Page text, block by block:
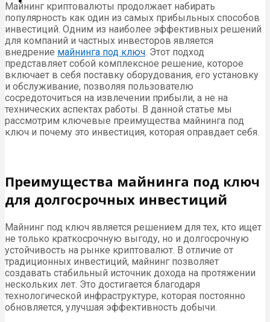
Майнинг криптовалюты продолжает набирать
популярность как один из самых прибыльных способов
инвестиций. Одним из наиболее эффективных решений
для компаний и частных инвесторов является
внедрение майнинга под ключ. Этот подход
представляет собой комплексное решение, которое
включает в себя поставку оборудования, его установку
и обслуживание, позволяя пользователю
сосредоточиться на извлечении прибыли, а не на
технических аспектах работы. В данной статье мы
рассмотрим ключевые преимущества майнинга под
ключ и почему это инвестиция, которая оправдает себя.
Преимущества майнинга под ключ
для долгосрочных инвестиций
Майнинг под ключ является решением для тех, кто ищет
не только краткосрочную выгоду, но и долгосрочную
устойчивость на рынке криптовалют. В отличие от
традиционных инвестиций, майнинг позволяет
создавать стабильный источник дохода на протяжении
нескольких лет. Это достигается благодаря
технологической инфраструктуре, которая постоянно
обновляется, улучшая эффективность добычи.